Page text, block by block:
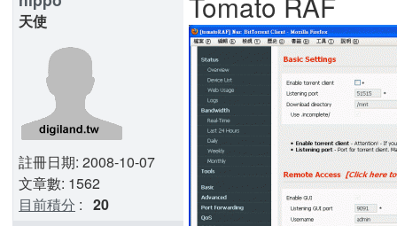
天使
註冊日期: 2008-10-07
文章數: 1562
目前積分 : 20